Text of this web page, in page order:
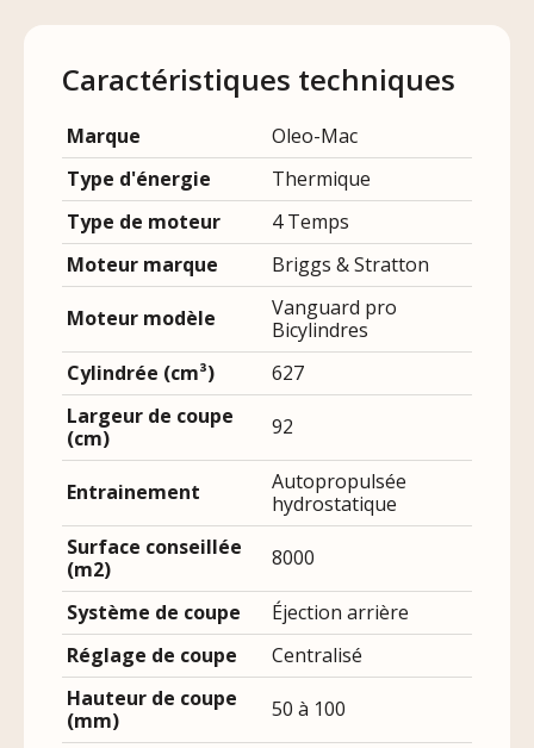
Caractéristiques techniques
Marque
Oleo-Mac
Type d'énergie
Thermique
Type de moteur
4 Temps
Moteur marque
Briggs & Stratton
Moteur modèle
Vanguard pro
Bicylindres
Cylindrée (cm³)
627
Largeur de coupe
(cm)
92
Entrainement
Autopropulsée
hydrostatique
Surface conseillée
(m2)
8000
Système de coupe
Éjection arrière
Réglage de coupe
Centralisé
Hauteur de coupe
(mm)
50 à 100